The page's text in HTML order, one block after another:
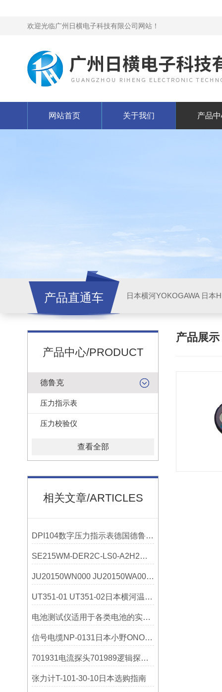
欢迎光临广州日横电子科技有限公司网站！
网站首页 关于我们 产品
产品直通车 日本横河YOKOGAWA 日本
产品中心/PRODUCT
德鲁克
压力指示表
压力校验仪
查看全部
相关文章/ARTICLES
DPI104数字压力指示表德国德鲁克Druck技术参数华姐工控
SE215WM-DER2C-LS0-A2H2横河流量计选购
JU20150WN000 JU20150WA000千野技术参数
UT351-01 UT351-02日本横河温控器
电池测试仪适用于各类电池的实验研究和生产检测
信号电缆NP-0131日本小野ONOSOKKI选购指南介绍梅州
701931电流探头701989逻辑探头横河YOKOGAWA技术参数
张力计T-101-30-10日本选购指南
产品展示